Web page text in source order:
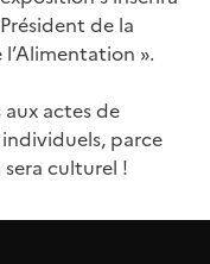
de la
».
actes de
parce
culturel !